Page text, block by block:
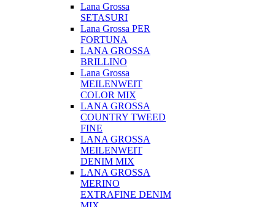
Lana Grossa
SETASURI
Lana Grossa PER
FORTUNA
LANA GROSSA
BRILLINO
Lana Grossa
MEILENWEIT
COLOR MIX
LANA GROSSA
COUNTRY TWEED
FINE
LANA GROSSA
MEILENWEIT
DENIM MIX
LANA GROSSA
MERINO
EXTRAFINE DENIM